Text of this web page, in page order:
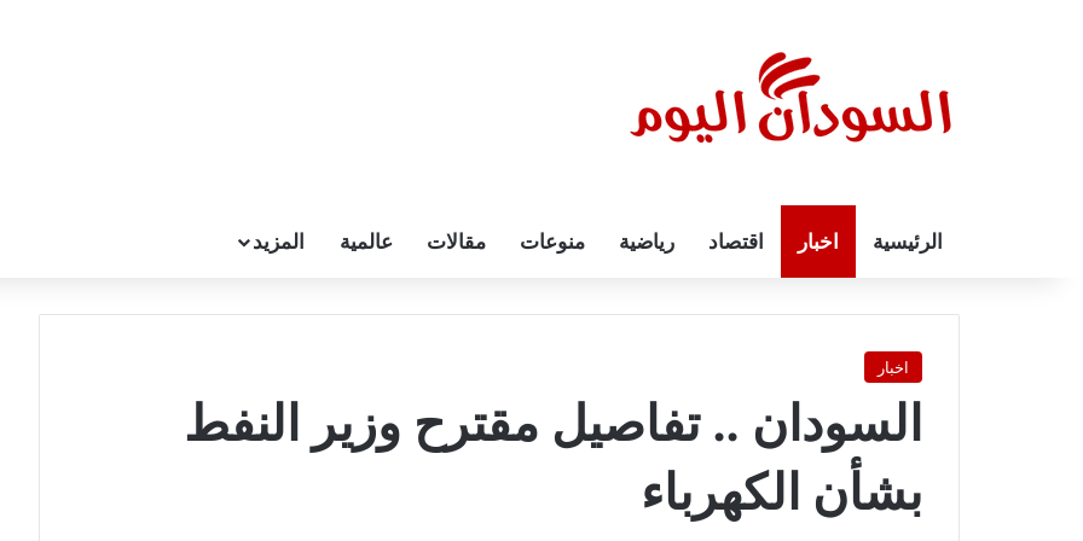
الرئيسية اخبار اقتصاد رياضية منوعات مقالات عالمية المزيد
اخبار
السودان .. تفاصيل مقترح وزير النفط
بشأن الكهرباء